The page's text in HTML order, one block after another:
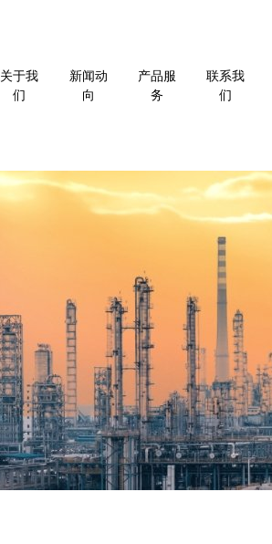
关于我
们
新闻动
向
产品服
务
联系我
们